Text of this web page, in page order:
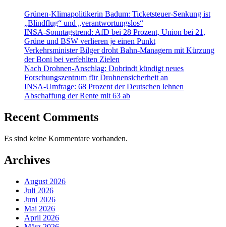
Grünen-Klimapolitikerin Badum: Ticketsteuer-Senkung ist
„Blindflug“ und „verantwortungslos“
INSA-Sonntagstrend: AfD bei 28 Prozent, Union bei 21,
Grüne und BSW verlieren je einen Punkt
Verkehrsminister Bilger droht Bahn-Managern mit Kürzung
der Boni bei verfehlten Zielen
Nach Drohnen-Anschlag: Dobrindt kündigt neues
Forschungszentrum für Drohnensicherheit an
INSA-Umfrage: 68 Prozent der Deutschen lehnen
Abschaffung der Rente mit 63 ab
Recent Comments
Es sind keine Kommentare vorhanden.
Archives
August 2026
Juli 2026
Juni 2026
Mai 2026
April 2026